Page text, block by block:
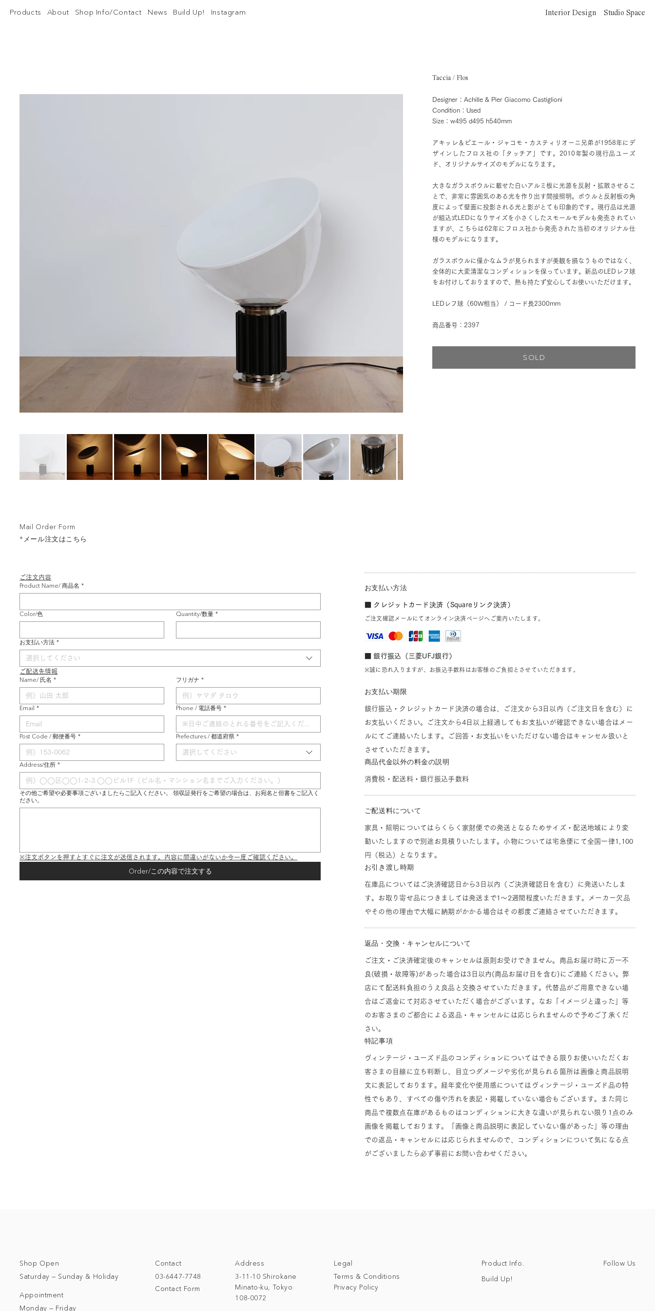
Interior Design Studio Space
Products About Shop Info/Contact News Build Up! Instagram
ご注文内容
Product Name/ 商品名 *
Color/色 Quantity/数量 *
お支払い方法 *
選択してください
ご配送先情報
Name/ 氏名 * フリガナ *
Email * Phone / 電話番号 *
Post Code / 郵便番号 * Prefectures / 都道府県 *
選択してください
Address/住所 *
その他ご希望や必要事項ございましたらご記入ください。 領収証発行をご希望の場合は、お宛名と但書をご記入く
ださい。
※注文ボタンを押すとすぐに注文が送信されます。内容に間違いがないか今一度ご確認ください。
Order/この内容で注文する
お支払い方法
■ クレジットカード決済（Squareリンク決済）
ご注文確認メールにてオンライン決済ページへご案内いたします。
■ 銀行振込（三菱UFJ銀行）
※誠に恐れ入りますが、お振込手数料はお客様のご負担とさせていただきます。
お支払い期限
銀行振込・クレジットカード決済の場合は、ご注文から3日以内（ご注文日を含む）に
お支払いください。ご注文から4日以上経過してもお支払いが確認できない場合はメー
ルにてご連絡いたします。ご回答・お支払いをいただけない場合はキャンセル扱いと
させていただきます。
商品代金以外の料金の説明
消費税・配送料・銀行振込手数料
ご配送料について
家具・照明についてはらくらく家財便での発送となるためサイズ・配送地域により変
動いたしますので別途お見積りいたします。小物については宅急便にて全国一律1,100
円（税込）となります。
お引き渡し時期
在庫品についてはご決済確認日から3日以内（ご決済確認日を含む）に発送いたしま
す。お取り寄せ品につきましては発送まで1～2週間程度いただきます。メーカー欠品
やその他の理由で大幅に納期がかかる場合はその都度ご連絡させていただきます。
返品・交換・キャンセルについて
ご注文・ご決済確定後のキャンセルは原則お受けできません。商品お届け時に万一不
良(破損・故障等)があった場合は3日以内(商品お届け日を含む)にご連絡ください。弊
店にて配送料負担のうえ良品と交換させていただきます。代替品がご用意できない場
合はご返金にて対応させていただく場合がございます。なお「イメージと違った」等
のお客さまのご都合による返品・キャンセルには応じられませんので予めご了承くだ
さい。
特記事項
ヴィンテージ・ユーズド品のコンディションについてはできる限りお使いいただくお
客さまの目線に立ち判断し、目立つダメージや劣化が見られる箇所は画像と商品説明
文に表記しております。経年変化や使用感についてはヴィンテージ・ユーズド品の特
性でもあり、すべての傷や汚れを表記・掲載していない場合もございます。また同じ
商品で複数点在庫があるものはコンディションに大きな違いが見られない限り1点のみ
画像を掲載しております。「画像と商品説明に表記していない傷があった」等の理由
での返品・キャンセルには応じられませんので、コンディションについて気になる点
がございましたら必ず事前にお問い合わせください。
Mail Order Form
*メール注文はこちら
Taccia / Flos
Designer：Achille & Pier Giacomo Castiglioni
Condition：Used
Size：w495 d495 h540mm
アキッレ＆ピエール・ジャコモ・カスティリオーニ兄弟が1958年にデ
ザインしたフロス社の「タッチア」です。2010年製の現行品ユーズ
ド、オリジナルサイズのモデルになります。
大きなガラスボウルに載せた白いアルミ板に光源を反射・拡散させるこ
とで、非常に雰囲気のある光を作り出す間接照明。ボウルと反射板の角
度によって壁面に投影される光と影がとても印象的です。現行品は光源
が組込式LEDになりサイズを小さくしたスモールモデルも発売されてい
ますが、こちらは62年にフロス社から発売された当初のオリジナル仕
様のモデルになります。
ガラスボウルに僅かなムラが見られますが美観を損なうものではなく、
全体的に大変清潔なコンディションを保っています。新品のLEDレフ球
をお付けしておりますので、熱も持たず安心してお使いいただけます。
LEDレフ球（60W相当） / コード長2300mm
商品番号：2397
SOLD
Address
3-11-10 Shirokane
Minato-ku, Tokyo
108-0072
Contact
03-6447-7748
Contact Form
Shop Open
Saturday — Sunday & Holiday
Appointment
Monday — Friday
Legal
Terms & Conditions
Privacy Policy
Product Info.
Build Up!
Follow Us